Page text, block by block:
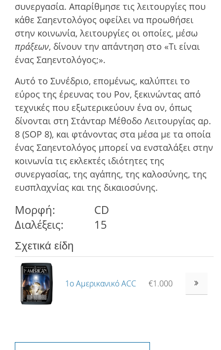
συνεργασία. Απαρίθµησε τις λειτουργίες που
κάθε Σαηεντολόγος οφείλει να προωθήσει
στην κοινωνία, λειτουργίες οι οποίες, µέσω
πράξεων, δίνουν την απάντηση στο «Τι είναι
ένας Σαηεντολόγος;».
Αυτό το Συνέδριο, εποµένως, καλύπτει το
εύρος της έρευνας του Ρον, ξεκινώντας από
τεχνικές που εξωτερικεύουν ένα ον, όπως
δίνονται στη Στάνταρ Μέθοδο Λειτουργίας αρ.
8 (SOP 8), και φτάνοντας στα µέσα µε τα οποία
ένας Σαηεντολόγος µπορεί να ενσταλάξει στην
κοινωνία τις εκλεκτές ιδιότητες της
συνεργασίας, της αγάπης, της καλοσύνης, της
ευσπλαχνίας και της δικαιοσύνης.
Μορφή:
CD
Διαλέξεις:
15
Σχετικά είδη
1ο Αμερικανικό ACC €1.000